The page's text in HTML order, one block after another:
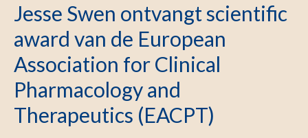
Jesse Swen ontvangt scientific
award van de European
Association for Clinical
Pharmacology and
Therapeutics (EACPT)